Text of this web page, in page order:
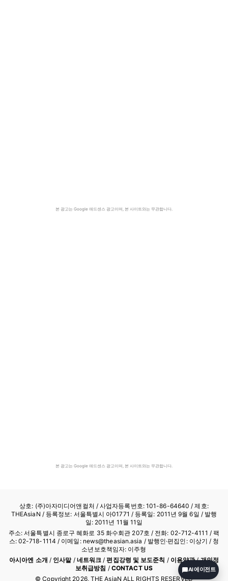
본 광고는 Google 애드센스 광고이며, 본 사이트와는 무관합니다.
본 광고는 Google 애드센스 광고이며, 본 사이트와는 무관합니다.
상호: (주)아자미디어앤컬처 /사업자등록번호: 101-86-64640 / 제호:
THEAsiaN / 등록정보: 서울특별시 아01771 / 등록일: 2011년 9월 6일 / 발행
일: 2011년 11월 11일
주소: 서울특별시 종로구 혜화로 35 화수회관 207호 / 전화: 02-712-4111 / 팩
스: 02-718-1114 / 이메일: news@theasian.asia / 발행인·편집인: 이상기 / 청
소년보호책임자: 이주형
아시아엔 소개 / 인사말/ 네트워크 /편집강령 및 보도준칙 / 이용약관/개인정
보취급방침 / CONTACT US
© Copyright 2026, THE AsiaN ALL RIGHTS RESERVED
AI 에이전트